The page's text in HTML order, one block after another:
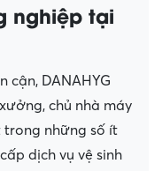
nghiệp tại
cận, DANAHYG
chủ nhà máy
trong những số ít
dịch vụ vệ sinh